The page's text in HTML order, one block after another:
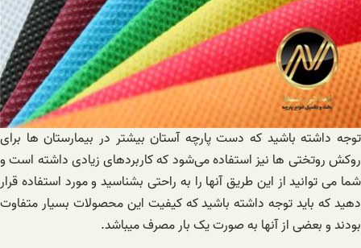
توجه داشته باشید که دست پارچه آستان بیشتر در بیمارستان ها برای
روکش روتختی ها نیز استفاده می‌شود که کاربردهای زیادی داشته است و
شما می توانید از این طریق آنها را به راحتی بشناسید و مورد استفاده قرار
دهید که باید توجه داشته باشید که کیفیت این محصولات بسیار متفاوت
بودند و بعضی از آنها به صورت یک بار مصرف میباشد.